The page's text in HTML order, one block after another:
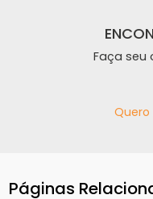
Faça
Páginas